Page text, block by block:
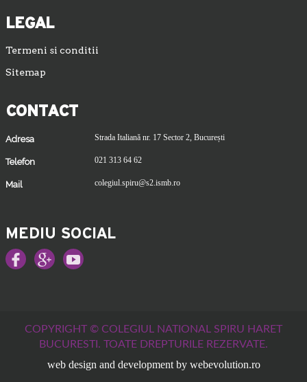
LEGAL
Termeni si conditii
Sitemap
CONTACT
Adresa Strada Italiană nr. 17 Sector 2, București
Telefon 021 313 64 62
Mail colegiul.spiru@s2.ismb.ro
MEDIU SOCIAL
COPYRIGHT © COLEGIUL NATIONAL SPIRU HARET
BUCURESTI. TOATE DREPTURILE REZERVATE.
web design and development by webevolution.ro